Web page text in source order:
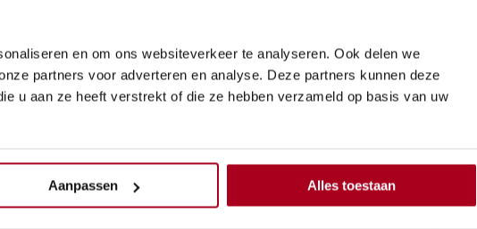
en om ons websiteverkeer te analyseren. Ook delen we
partners voor adverteren en analyse. Deze partners kunnen deze
u aan ze heeft verstrekt of die ze hebben verzameld op basis van uw
Aanpassen Alles toestaan
€ 2.470
13,31% 12,7%
2-tarief
schijf van box 2 van 33% te verlagen naar 31%.